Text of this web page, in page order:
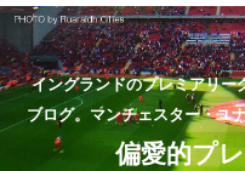
イングランドのプレミアリー
ブログ。マンチェスター・ユ
偏愛的プ